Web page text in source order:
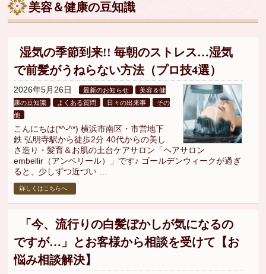
美容＆健康の豆知識
湿気の季節到来!! 毎朝のストレス…湿気
で前髪がうねらない方法（プロ技4選）
2026年5月26日 最新のお知らせ
美容＆健
康の豆知識
よくある質問 日々の出来事
その
他
こんにちは(*^-^*) 横浜市南区・市営地下
鉄 弘明寺駅から徒歩2分 40代からの美し
さ造り・髪育＆お肌の土台ケアサロン「ヘアサロン
embellir（アンベリール）」です♪ ゴールデンウィークが過ぎ
ると、少しずつ近づい …
詳しくはこちらへ
「今、流行りの白髪ぼかしが気になるの
ですが…」とお客様から相談を受けて【お
悩み相談解決】